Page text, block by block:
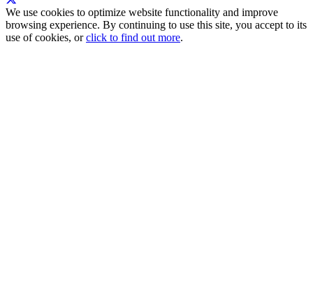
We use cookies to optimize website functionality and improve
browsing experience. By continuing to use this site, you accept to its
use of cookies, orclick to find out more.